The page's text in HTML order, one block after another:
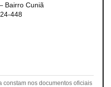
Bairro Cuniã
448
constam nos documentos oficiais